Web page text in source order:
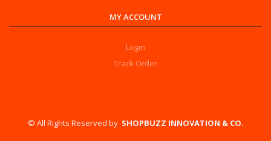
MY ACCOUNT
Login
Track Order
©️ All Rights Reserved by SHOPBUZZ INNOVATION & CO.